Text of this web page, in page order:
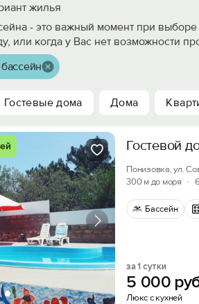
жилья
- это важный момент при
или когда у Вас нет возможности
бассейн
Гостевые дома Дома
Гостевой
Понизовка, ул.
300 м до моря
·
Бассейн
за 1 сутки
5 000
Люкс с кухней